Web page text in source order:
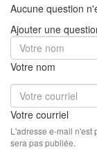
Aucune question
Ajouter une
Votre nom
Votre courriel
L'adresse e-mail n'est
sera pas publiée.